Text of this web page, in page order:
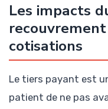
Les impacts
cotisations
Le tiers payant est
patient de ne pas